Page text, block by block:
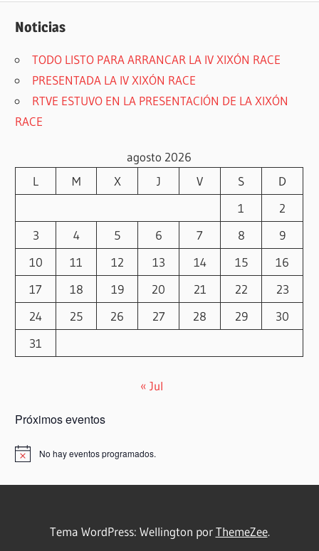
entradas
Noticias
TODO LISTO PARA ARRANCAR LA IV XIXÓN RACE
PRESENTADA LA IV XIXÓN RACE
RTVE ESTUVO EN LA PRESENTACIÓN DE LA XIXÓN
RACE
agosto 2026
L
M X J V S
D
1
2
3
4 5 6 7 8
9
10
11 12 13 14 15
16
17
18 19 20 21 22
23
24
25 26 27 28 29
30
31
« Jul
Próximos eventos
Aviso No hay eventos programados.
Tema WordPress: Wellington porThemeZee.